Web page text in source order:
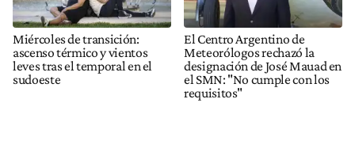
Miércoles de transición:
ascenso térmico y vientos
leves tras el temporal en el
sudoeste
El Centro Argentino de
Meteorólogos rechazó la
designación de José Mauad en
el SMN: "No cumple con los
requisitos"